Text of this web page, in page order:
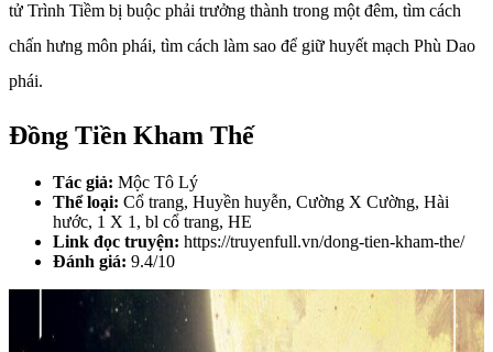
tử Trình Tiềm bị buộc phải trưởng thành trong một đêm, tìm cách
chấn hưng môn phái, tìm cách làm sao để giữ huyết mạch Phù Dao
phái.
Đồng Tiền Kham Thế
Tác giả: Mộc Tô Lý
Thể loại: Cổ trang, Huyền huyễn, Cường X Cường, Hài
hước, 1 X 1, bl cổ trang, HE
Link đọc truyện: https://truyenfull.vn/dong-tien-kham-the/
Đánh giá: 9.4/10